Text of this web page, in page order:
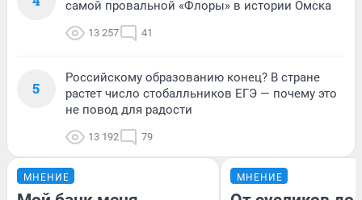
самой провальной «Флоры» в истории Омска
13 257 41
5
Российскому образованию конец? В стране
растет число стобалльников ЕГЭ — почему это
не повод для радости
13 192 79
МНЕНИЕ МНЕНИЕ